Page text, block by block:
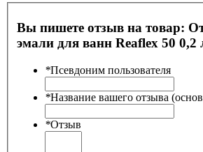
Вы пишете отзыв на товар:
эмали для ванн Reaflex 50 0,2
*Псевдоним пользователя
*Название вашего отзыва
*Отзыв